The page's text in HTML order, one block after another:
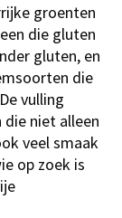
groenten
die gluten
gluten, en
die
vulling
niet alleen
veel smaak
op zoek is